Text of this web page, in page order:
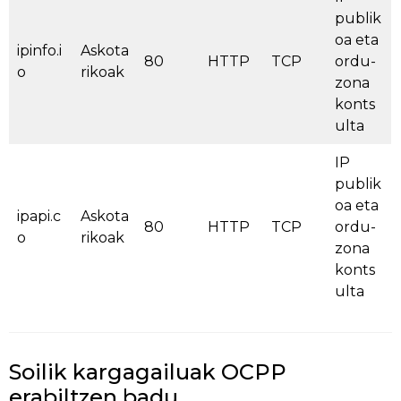
ipinfo.i
o
Askota
rikoak
80 HTTP TCP
publik
oa eta
ordu-
zona
konts
ulta
ipapi.c
o
Askota
rikoak
80 HTTP TCP
IP
publik
oa eta
ordu-
zona
konts
ulta
Soilik kargagailuak OCPP